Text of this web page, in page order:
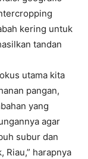
kering untuk
tandan
utama kita
pangan,
yang
agar
subur dan
Riau,” harapnya